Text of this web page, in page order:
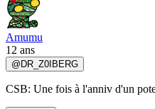
Amumu
12 ans
@ DR_Z0IBERG
CSB: Une fois à l'anniv d'un